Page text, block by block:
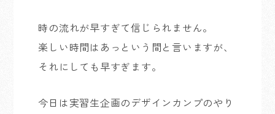
時の流れが早すぎて信じられません。
楽しい時間はあっという間と言いますが、
それにしても早すぎます。
今日は実習生企画のデザインカンプのやり